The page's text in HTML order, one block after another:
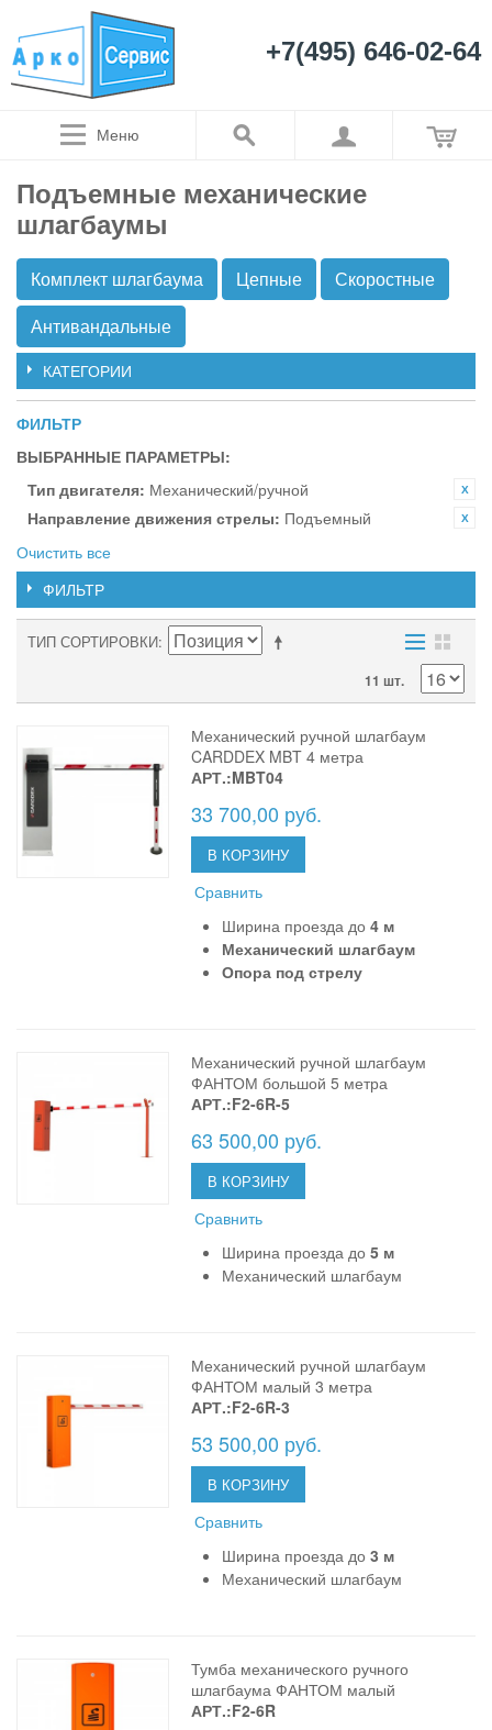
+7(495) 646-02-64
Меню
Подъемные механические
шлагбаумы
Комплект шлагбаума Цепные
Скоростные
Антивандальные
КАТЕГОРИИ
ФИЛЬТР
ВЫБРАННЫЕ ПАРАМЕТРЫ:
Тип двигателя: Механический/ручной
Направление движения стрелы: Подъемный
Очистить все
ФИЛЬТР
ТИП СОРТИРОВКИ
11 шт.
Механический ручной шлагбаум
CARDDEX MBT 4 метра
АРТ.:MBT04
33 700,00 руб.
В КОРЗИНУ
Сравнить
Ширина проезда до4 м
Механический шлагбаум
Опора под стрелу
Механический ручной шлагбаум
ФАНТОМ большой 5 метра
АРТ.:F2-6R-5
63 500,00 руб.
В КОРЗИНУ
Сравнить
Ширина проезда до5 м
Механический шлагбаум
Механический ручной шлагбаум
ФАНТОМ малый 3 метра
АРТ.:F2-6R-3
53 500,00 руб.
В КОРЗИНУ
Сравнить
Ширина проезда до3 м
Механический шлагбаум
Тумба механического ручного
шлагбаума ФАНТОМ малый
АРТ.:F2-6R